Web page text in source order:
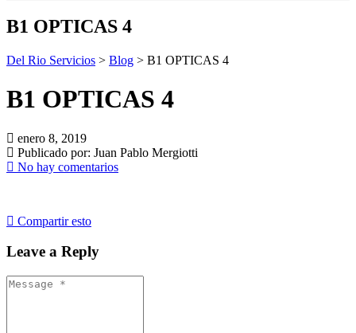
B1 OPTICAS 4
Del Rio Servicios > Blog > B1 OPTICAS 4
B1 OPTICAS 4
enero 8, 2019
Publicado por: Juan Pablo Mergiotti
No hay comentarios
Compartir esto
Leave a Reply